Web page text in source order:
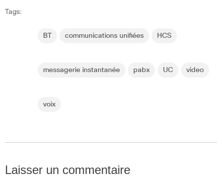
Tags:
BT communications unifiées HCS
messagerie instantanée pabx UC video
voix
Laisser un commentaire